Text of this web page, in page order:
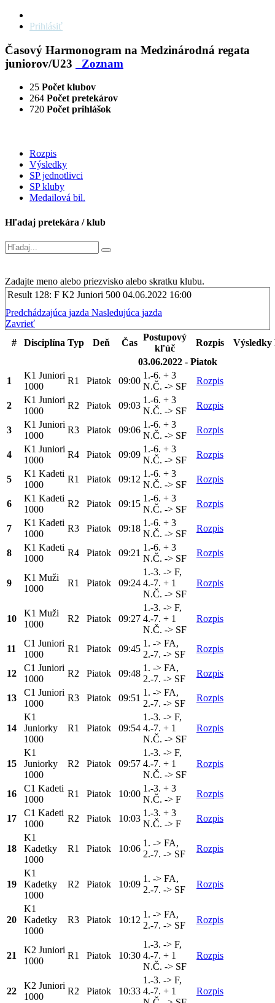
Prihlásiť
Časový Harmonogram na Medzinárodná regata
juniorov/U23
Zoznam
25 Počet klubov
264 Počet pretekárov
720 Počet prihlášok
Rozpis
Výsledky
SP jednotlivci
SP kluby
Medailová bil.
Hľadaj pretekára / klub
Zadajte meno alebo priezvisko alebo skratku klubu.
Result 128: F K2 Juniori 500 04.06.2022 16:00
Predchádzajúca jazda Nasledujúca jazda
Zavrieť
#
Disciplína Typ Deň Čas
Postupový
kľúč
Rozpis Výsledky
03.06.2022 - Piatok
1
K1 Juniori
1000
R1 Piatok 09:00
1.-6. + 3
N.Č. -> SF
Rozpis
2
K1 Juniori
1000
R2 Piatok 09:03
1.-6. + 3
N.Č. -> SF
Rozpis
3
K1 Juniori
1000
R3 Piatok 09:06
1.-6. + 3
N.Č. -> SF
Rozpis
4
K1 Juniori
1000
R4 Piatok 09:09
1.-6. + 3
N.Č. -> SF
Rozpis
5
K1 Kadeti
1000
R1 Piatok 09:12
1.-6. + 3
N.Č. -> SF
Rozpis
6
K1 Kadeti
1000
R2 Piatok 09:15
1.-6. + 3
N.Č. -> SF
Rozpis
7
K1 Kadeti
1000
R3 Piatok 09:18
1.-6. + 3
N.Č. -> SF
Rozpis
8
K1 Kadeti
1000
R4 Piatok 09:21
1.-6. + 3
N.Č. -> SF
Rozpis
9
K1 Muži
1000
R1 Piatok 09:24
1.-3. -> F,
4.-7. + 1
N.Č. -> SF
Rozpis
10
K1 Muži
1000
R2 Piatok 09:27
1.-3. -> F,
4.-7. + 1
N.Č. -> SF
Rozpis
11
C1 Juniori
1000
R1 Piatok 09:45
1. -> FA,
2.-7. -> SF
Rozpis
12
C1 Juniori
1000
R2 Piatok 09:48
1. -> FA,
2.-7. -> SF
Rozpis
13
C1 Juniori
1000
R3 Piatok 09:51
1. -> FA,
2.-7. -> SF
Rozpis
14
K1
Juniorky
1000
R1 Piatok 09:54
1.-3. -> F,
4.-7. + 1
N.Č. -> SF
Rozpis
15
K1
Juniorky
1000
R2 Piatok 09:57
1.-3. -> F,
4.-7. + 1
N.Č. -> SF
Rozpis
16
C1 Kadeti
1000
R1 Piatok 10:00
1.-3. + 3
N.Č. -> F
Rozpis
17
C1 Kadeti
1000
R2 Piatok 10:03
1.-3. + 3
N.Č. -> F
Rozpis
18
K1
Kadetky
1000
R1 Piatok 10:06
1. -> FA,
2.-7. -> SF
Rozpis
19
K1
Kadetky
1000
R2 Piatok 10:09
1. -> FA,
2.-7. -> SF
Rozpis
20
K1
Kadetky
1000
R3 Piatok 10:12
1. -> FA,
2.-7. -> SF
Rozpis
21
K2 Juniori
1000
R1 Piatok 10:30
1.-3. -> F,
4.-7. + 1
N.Č. -> SF
Rozpis
22
K2 Juniori
1000
R2 Piatok 10:33
1.-3. -> F,
4.-7. + 1
Rozpis